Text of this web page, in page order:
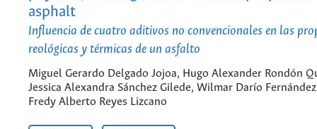
asphalt
Influencia de cuatro aditivos no convencionales en las
reológicas y térmicas de un asfalto
Miguel Gerardo Delgado Jojoa, Hugo Alexander Rondón
Jessica Alexandra Sánchez Gilede, Wilmar Darío
Fredy Alberto Reyes Lizcano